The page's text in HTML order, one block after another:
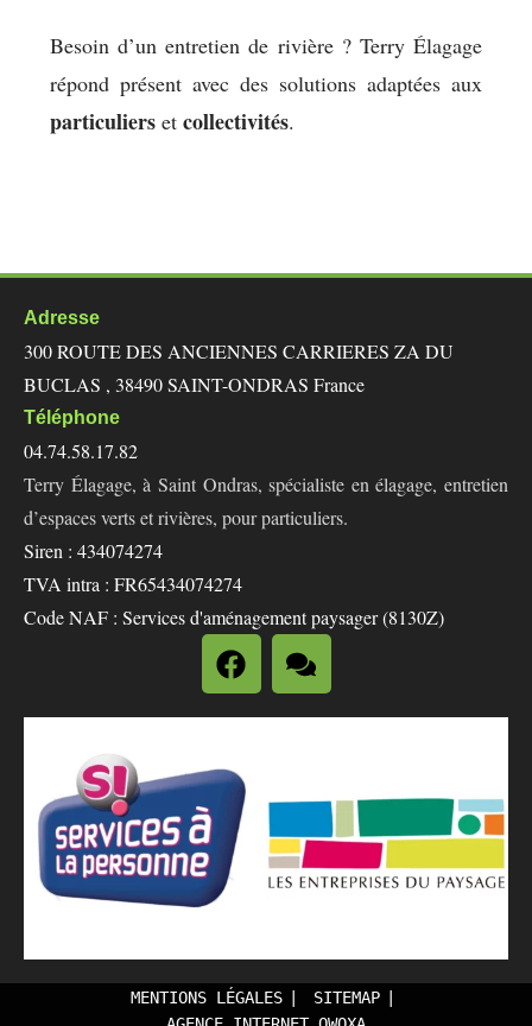
Besoin d’un entretien de rivière ? Terry Élagage
répond présent avec des solutions adaptées aux
particuliers etcollectivités.
Adresse
300 ROUTE DES ANCIENNES CARRIERES ZA DU
BUCLAS , 38490 SAINT-ONDRAS France
Téléphone
04.74.58.17.82
Terry Élagage, à Saint Ondras, spécialiste en élagage, entretien
d’espaces verts et rivières, pour particuliers.
Siren : 434074274
TVA intra : FR65434074274
Code NAF : Services d'aménagement paysager (8130Z)
MENTIONS LÉGALES
SITEMAP